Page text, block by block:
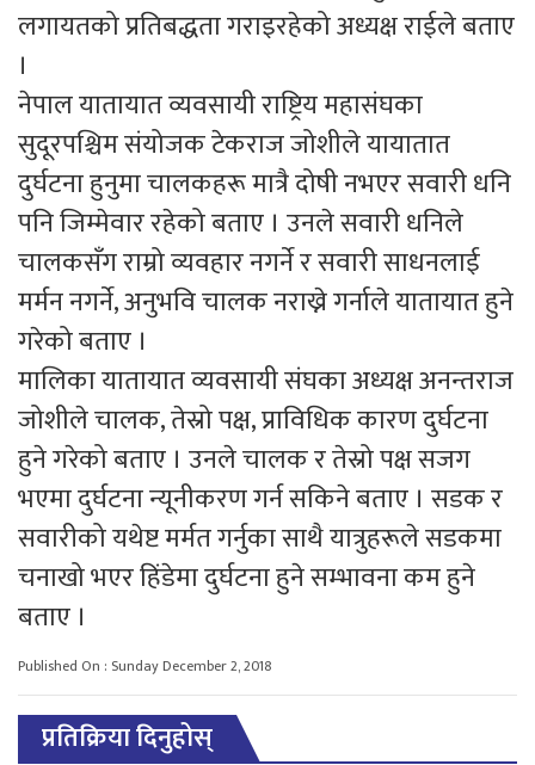
लगायतको प्रतिबद्धता गराइरहेको अध्यक्ष राईले बताए
।
नेपाल यातायात व्यवसायी राष्ट्रिय महासंघका
सुदूरपश्चिम संयोजक टेकराज जोशीले यायातात
दुर्घटना हुनुमा चालकहरू मात्रै दोषी नभएर सवारी धनि
पनि जिम्मेवार रहेको बताए । उनले सवारी धनिले
चालकसँग राम्रो व्यवहार नगर्ने र सवारी साधनलाई
मर्मन नगर्ने, अनुभवि चालक नराख्ने गर्नाले यातायात हुने
गरेको बताए ।
मालिका यातायात व्यवसायी संघका अध्यक्ष अनन्तराज
जोशीले चालक, तेस्रो पक्ष, प्राविधिक कारण दुर्घटना
हुने गरेको बताए । उनले चालक र तेस्रो पक्ष सजग
भएमा दुर्घटना न्यूनीकरण गर्न सकिने बताए । सडक र
सवारीको यथेष्ट मर्मत गर्नुका साथै यात्रुहरूले सडकमा
चनाखो भएर हिंडेमा दुर्घटना हुने सम्भावना कम हुने
बताए ।
Published On : Sunday December 2, 2018
प्रतिक्रिया दिनुहोस्